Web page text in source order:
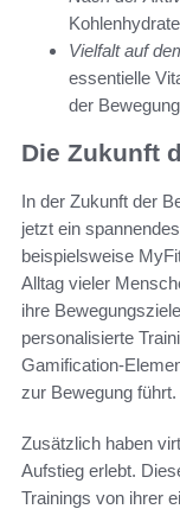
Vielfalt auf
essentielle
der
Die Zukunft
In der Zukunft der
jetzt ein
beispielsweise
Alltag vieler
ihre
personalisierte
Gamification-
zur Bewegung führt.
Zusätzlich haben
Aufstieg erlebt.
Trainings von ihrer